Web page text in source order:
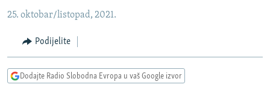
glavnu
Pređite
na
pretragu
CRNA GORA
VIZUELNO
RAT U UKRAJINI
25. oktobar/listopad, 2021.
Podijelite
Dodajte Radio Slobodna Evropa u vaš Google izvor